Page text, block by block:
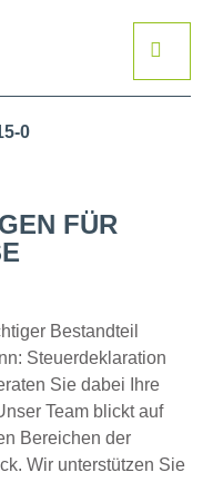
0
FÜR
Bestandteil
Steuerdeklaration
Sie dabei Ihre
Team blickt auf
Bereichen der
Wir unterstützen Sie